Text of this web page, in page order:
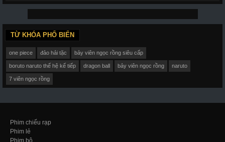
TỪ KHÓA PHỔ BIẾN
one piece đảo hải tặc bảy viên ngọc rồng siêu cấp
boruto naruto thế hệ kế tiếp dragon ball bảy viên ngọc rồng naruto
7 viên ngọc rồng
Phim chiếu rạp
Phim lẻ
Phim bộ